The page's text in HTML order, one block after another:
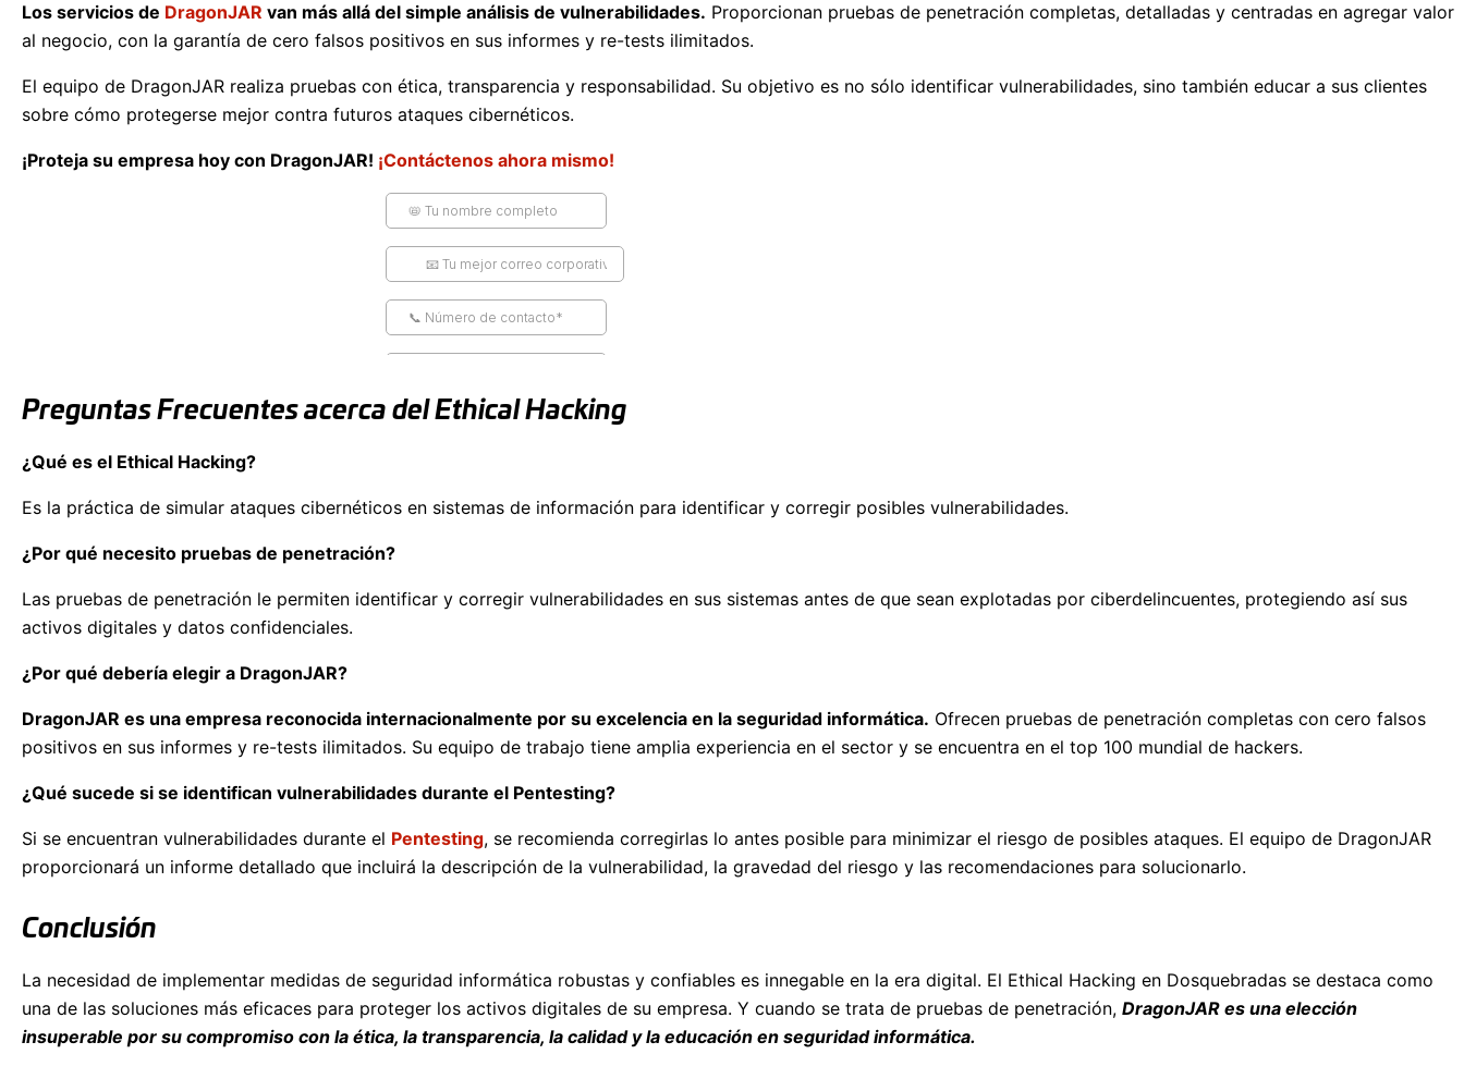
Los servicios de DragonJAR van más allá del simple análisis de vulnerabilidades. Proporcionan pruebas de penetración completas, detalladas y centradas en agregar valor
al negocio, con la garantía de cero falsos positivos en sus informes y re-tests ilimitados.
El equipo de DragonJAR realiza pruebas con ética, transparencia y responsabilidad. Su objetivo es no sólo identificar vulnerabilidades, sino también educar a sus clientes
sobre cómo protegerse mejor contra futuros ataques cibernéticos.
¡Proteja su empresa hoy con DragonJAR! ¡Contáctenos ahora mismo!
Preguntas Frecuentes acerca del Ethical Hacking
¿Qué es el Ethical Hacking?
Es la práctica de simular ataques cibernéticos en sistemas de información para identificar y corregir posibles vulnerabilidades.
¿Por qué necesito pruebas de penetración?
Las pruebas de penetración le permiten identificar y corregir vulnerabilidades en sus sistemas antes de que sean explotadas por ciberdelincuentes, protegiendo así sus
activos digitales y datos confidenciales.
¿Por qué debería elegir a DragonJAR?
DragonJAR es una empresa reconocida internacionalmente por su excelencia en la seguridad informática. Ofrecen pruebas de penetración completas con cero falsos
positivos en sus informes y re-tests ilimitados. Su equipo de trabajo tiene amplia experiencia en el sector y se encuentra en el top 100 mundial de hackers.
¿Qué sucede si se identifican vulnerabilidades durante el Pentesting?
Si se encuentran vulnerabilidades durante el Pentesting, se recomienda corregirlas lo antes posible para minimizar el riesgo de posibles ataques. El equipo de DragonJAR
proporcionará un informe detallado que incluirá la descripción de la vulnerabilidad, la gravedad del riesgo y las recomendaciones para solucionarlo.
Conclusión
La necesidad de implementar medidas de seguridad informática robustas y confiables es innegable en la era digital. El Ethical Hacking en Dosquebradas se destaca como
una de las soluciones más eficaces para proteger los activos digitales de su empresa. Y cuando se trata de pruebas de penetración, DragonJAR es una elección
insuperable por su compromiso con la ética, la transparencia, la calidad y la educación en seguridad informática.